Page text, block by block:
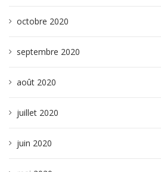
octobre 2020
septembre 2020
août 2020
juillet 2020
juin 2020